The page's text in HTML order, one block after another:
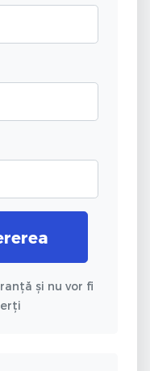
și nu vor fi